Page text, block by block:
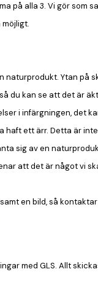
på alla 3. Vi gör som
naturprodukt. Ytan på
du kan se att det är
i infärgningen, det
haft ett ärr. Detta är
sig av en
att det är något vi
en bild, så kontaktar
med GLS. Allt